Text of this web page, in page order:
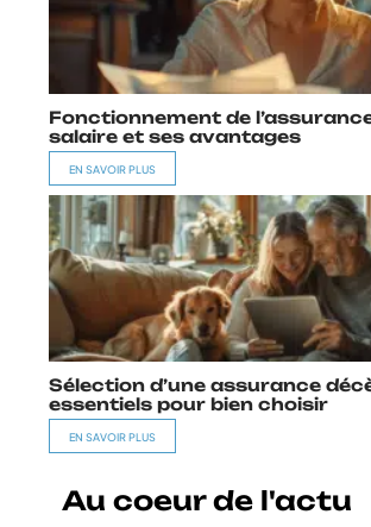
Fonctionnement de
salaire et ses avantages
EN SAVOIR PLUS
Sélection d’une assurance
essentiels pour bien choisir
EN SAVOIR PLUS
Au coeur de l'actu